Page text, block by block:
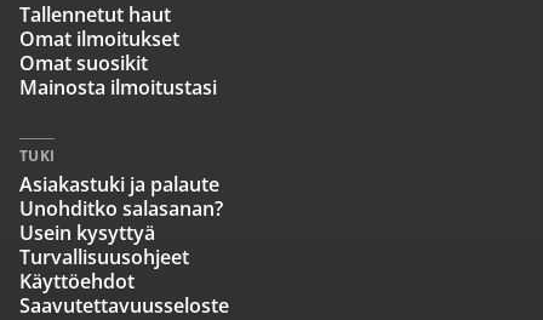
Tallennetut haut
Omat ilmoitukset
Omat suosikit
Mainosta ilmoitustasi
TUKI
Asiakastuki ja palaute
Unohditko salasanan?
Usein kysyttyä
Turvallisuusohjeet
Käyttöehdot
Saavutettavuusseloste